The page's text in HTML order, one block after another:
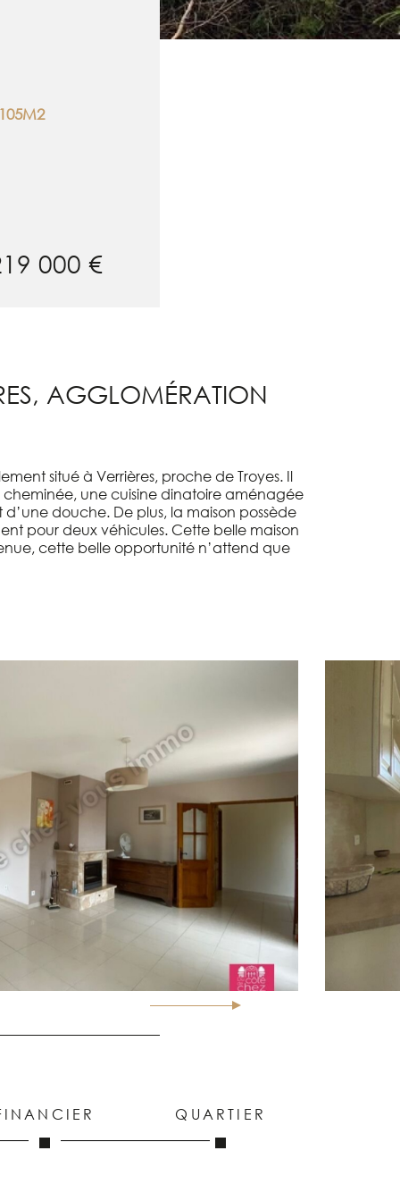
105M2
000 €
AGGLOMÉRATION
situé à Verrières, proche de Troyes. Il
une cuisine dinatoire aménagée
douche. De plus, la maison possède
pour deux véhicules. Cette belle maison
cette belle opportunité n’attend que
QUARTIER